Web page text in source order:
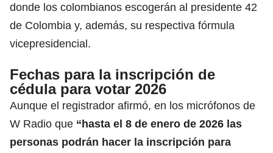
donde los colombianos escogerán al presidente 42
de Colombia y, además, su respectiva fórmula
vicepresidencial.
Fechas para la inscripción de
cédula para votar 2026
Aunque el registrador afirmó, en los micrófonos de
W Radio que “hasta el 8 de enero de 2026 las
personas podrán hacer la inscripción para